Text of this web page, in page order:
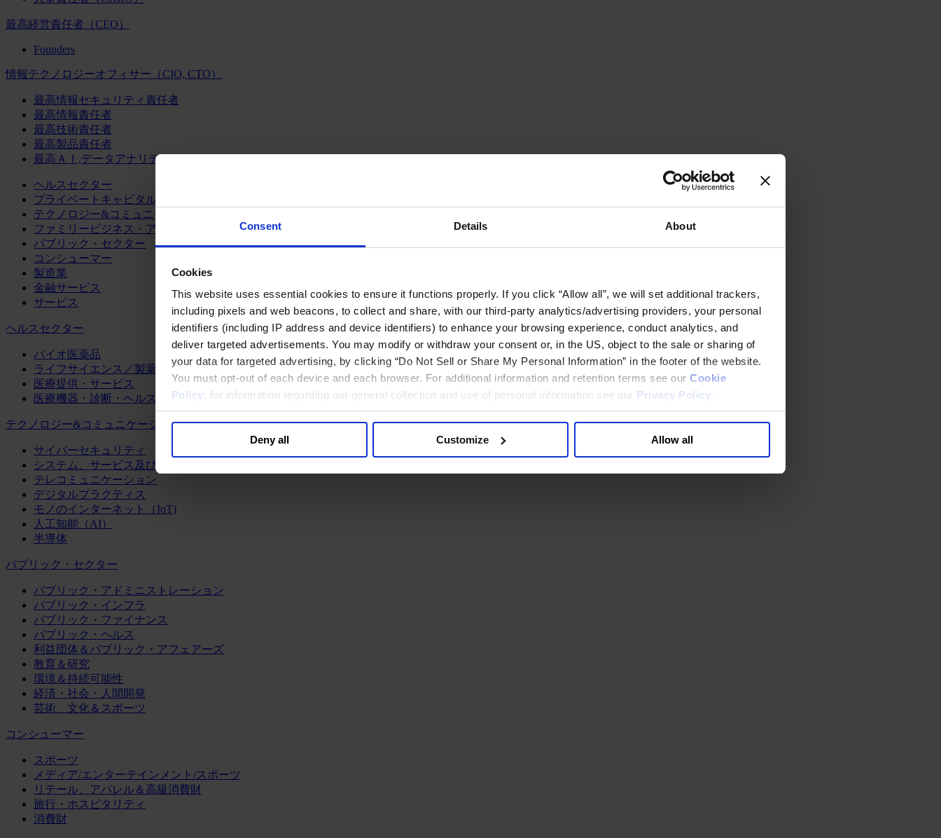
Consent Details About
Cookies
This website uses essential cookies to ensure it functions properly. If you click “Allow all”, we will set additional trackers,
including pixels and web beacons, to collect and share, with our third-party analytics/advertising providers, your personal
identifiers (including IP address and device identifiers) to enhance your browsing experience, conduct analytics, and
deliver targeted advertisements. You may modify or withdraw your consent or, in the US, object to the sale or sharing of
your data for targeted advertising, by clicking “Do Not Sell or Share My Personal Information” in the footer of the website.
You must opt-out of each device and each browser. For additional information and retention terms see our Cookie
Policy; for information regarding our general collection and use of personal information see our Privacy Policy
Deny all Customize Allow all
最高経営責任者（CEO）
Founders
情報テクノロジーオフィサー（CIO, CTO）
最高情報セキュリティ責任者
最高情報責任者
最高技術責任者
最高製品責任者
最高ＡＩ,データアナリティクス責任者
ヘルスセクター
プライベートキャピタル
テクノロジー&コミュニケーション
ファミリービジネス・アドバイザリー
パブリック・セクター
コンシューマー
製造業
金融サービス
サービス
ヘルスセクター
バイオ医薬品
ライフサイエンス／製薬
医療提供・サービス
医療機器・診断・ヘルスケアテクノロジー
テクノロジー&コミュニケーション
サイバーセキュリティ
システム、サービス及びソフトウェア
テレコミュニケーション
デジタルプラクティス
モノのインターネット（IoT)
人工知能（AI）
半導体
パブリック・セクター
パブリック・アドミニストレーション
パブリック・インフラ
パブリック・ファイナンス
パブリック・ヘルス
利益団体＆パブリック・アフェアーズ
教育＆研究
環境＆持続可能性
経済・社会・人間開発
芸術、文化＆スポーツ
コンシューマー
スポーツ
メディア/エンターテインメント/スポーツ
リテール、アパレル＆高級消費財
旅行・ホスピタリティ
消費財